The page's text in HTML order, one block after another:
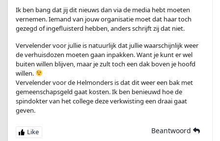
Ik ben bang dat jij dit nieuws dan via de media hebt moeten
vernemen. Iemand van jouw organisatie moet dat haar toch
gezegd of ingefluisterd hebben, anders schrijft zij dat niet.
Vervelender voor jullie is natuurlijk dat jullie waarschijnlijk weer
de verhuisdozen moeten gaan inpakken. Want je kunt er wel
buiten willen blijven, maar je zult toch een dak boven je hoofd
willen.
Vervelender voor de Helmonders is dat dit weer een bak met
gemeenschapsgeld gaat kosten. Ik ben benieuwd hoe de
spindokter van het college deze verkwisting een draai gaat
geven.
Beantwoord